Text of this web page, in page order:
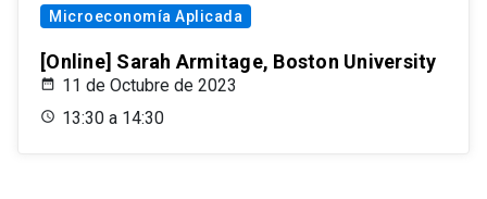
Microeconomía Aplicada
[Online] Sarah Armitage, Boston University
11 de Octubre de 2023
13:30 a 14:30